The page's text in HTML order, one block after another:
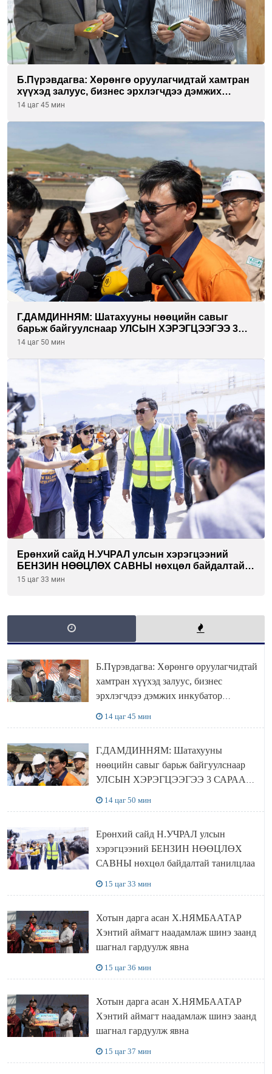
Б.Пүрэвдагва: Хөрөнгө оруулагчидтай хамтран
хүүхэд залуус, бизнес эрхлэгчдээ дэмжих
инкубатор төвүүдийг хотын захын
14 цаг 45 мин
Г.ДАМДИННЯМ: Шатахууны нөөцийн савыг
барьж байгуулснаар УЛСЫН ХЭРЭГЦЭЭГЭЭ 3
САРААР НӨӨЦЛӨДӨГ болно
14 цаг 50 мин
Ерөнхий сайд Н.УЧРАЛ улсын хэрэгцээний
БЕНЗИН НӨӨЦЛӨХ САВНЫ нөхцөл байдалтай
танилцлаа
15 цаг 33 мин
Б.Пүрэвдагва: Хөрөнгө оруулагчидтай
хамтран хүүхэд залуус, бизнес
эрхлэгчдээ дэмжих инкубатор
14 цаг 45 мин
Г.ДАМДИННЯМ: Шатахууны
нөөцийн савыг барьж байгуулснаар
УЛСЫН ХЭРЭГЦЭЭГЭЭ 3 САРААР
14 цаг 50 мин
Ерөнхий сайд Н.УЧРАЛ улсын
хэрэгцээний БЕНЗИН НӨӨЦЛӨХ
САВНЫ нөхцөл байдалтай танилцлаа
15 цаг 33 мин
Хотын дарга асан Х.НЯМБААТАР
Хэнтий аймагт наадамлаж шинэ заанд
шагнал гардуулж явна
15 цаг 36 мин
Хотын дарга асан Х.НЯМБААТАР
Хэнтий аймагт наадамлаж шинэ заанд
шагнал гардуулж явна
15 цаг 37 мин